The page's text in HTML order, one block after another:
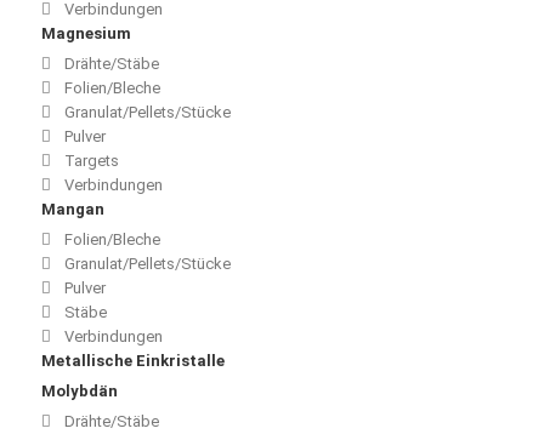
Verbindungen
Magnesium
Drähte/Stäbe
Folien/Bleche
Granulat/Pellets/Stücke
Pulver
Targets
Verbindungen
Mangan
Folien/Bleche
Granulat/Pellets/Stücke
Pulver
Stäbe
Verbindungen
Metallische Einkristalle
Molybdän
Drähte/Stäbe